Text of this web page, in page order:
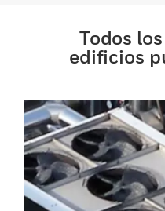
Todos
edificios